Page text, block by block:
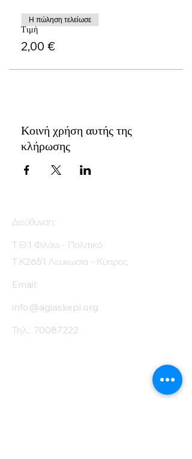
Τιμή
2,00 €
Η πώληση τελείωσε
Κοινή χρήση αυτής της
κλήρωσης
Διεύθυνση:
Τ.Θ.1 Φιλάνι - Πολιτικό
Τ.Κ2651 Λευκωσία - Κύπρος
Email:
info@agiaskepi.org
Τηλ.: 70087222